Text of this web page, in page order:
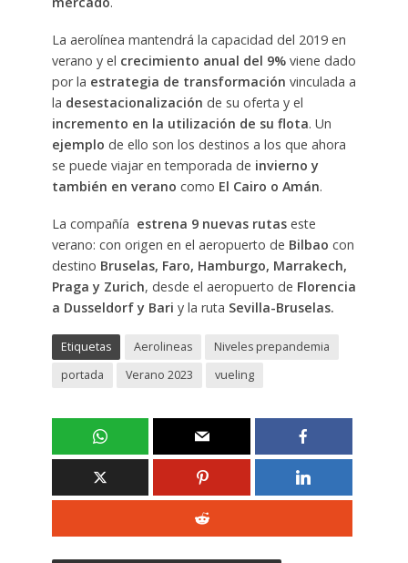
La aerolínea mantendrá la capacidad del 2019 en
verano y el crecimiento anual del 9%viene dado
por la estrategia de transformación vinculada a
la desestacionalización de su oferta y el
incremento en la utilización de su flota. Un
ejemplo de ello son los destinos a los que ahora
se puede viajar en temporada de invierno y
también en verano como El Cairo o Amán.
La compañía estrena 9 nuevas rutaseste
verano: con origen en el aeropuerto de Bilbao con
destino Bruselas, Faro, Hamburgo, Marrakech,
Praga y Zurich, desde el aeropuerto de Florencia
a Dusseldorf y Bari y la ruta Sevilla-Bruselas.
Etiquetas Aerolineas
Niveles prepandemia
portada
Verano 2023 vueling